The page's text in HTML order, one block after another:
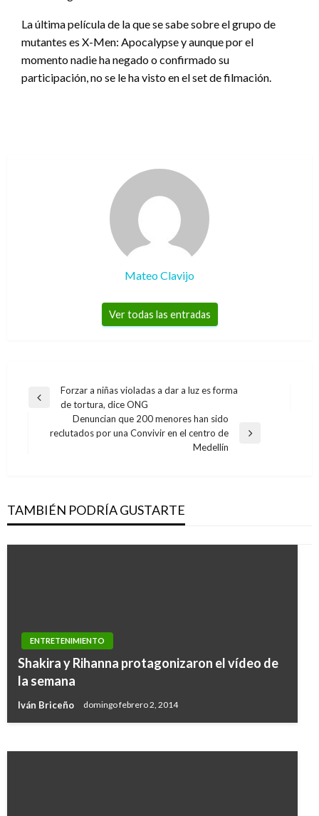
La última película de la que se sabe sobre el grupo de
mutantes es X-Men: Apocalypse y aunque por el
momento nadie ha negado o confirmado su
participación, no se le ha visto en el set de filmación.
Mateo Clavijo
Ver todas las entradas
Navegación
entradas
Entrada
Forzar a niñas violadas a dar a luz es forma
de tortura, dice ONG
Entrada
Denuncian que 200 menores han sido
reclutados por una Convivir en el centro de
Medellín
TAMBIÉN PODRÍA GUSTARTE
ENTRETENIMIENTO
Shakira y Rihanna protagonizaron el vídeo de
la semana
Iván Briceño domingo febrero 2, 2014
Enrique Iglesias demanda a Universal por